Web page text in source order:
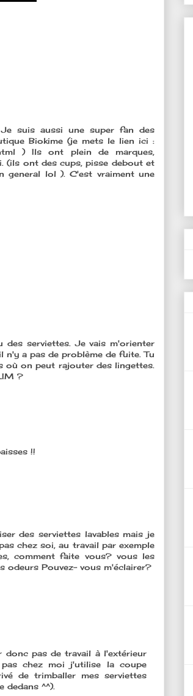
suis aussi une super fan des
Biokime (je mets le lien ici :
) Ils ont plein de marques,
(ils ont des cups, pisse debout et
general lol ). C'est vraiment une
serviettes. Je vais m'orienter
a pas de problème de fuite. Tu
où on peut rajouter des lingettes.
?
!!
des serviettes lavables mais je
chez soi, au travail par exemple
comment faite vous? vous les
odeurs Pouvez- vous m'éclairer?
donc pas de travail à l'extérieur
chez moi j'utilise la coupe
de trimballer mes serviettes
dedans ^^).